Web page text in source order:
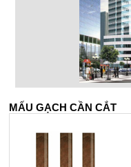
MẤU GẠCH CẦN CẮT